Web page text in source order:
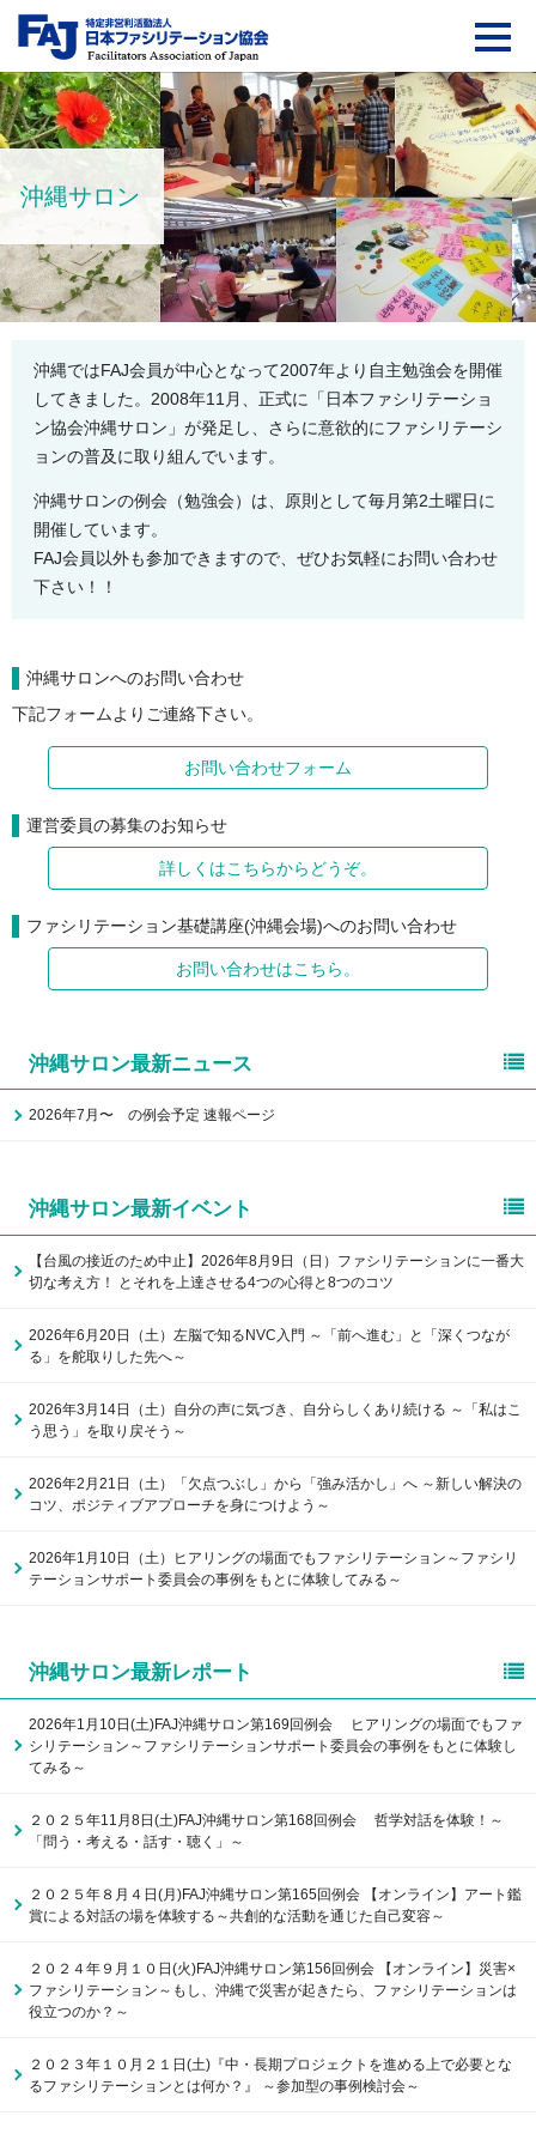
FAJ：特定非営利活動
沖縄サロン
沖縄ではFAJ会員が中心となって2007年より自主勉強会を開催
してきました。2008年11月、正式に「日本ファシリテーショ
ン協会沖縄サロン」が発足し、さらに意欲的にファシリテーシ
ョンの普及に取り組んでいます。
沖縄サロンの例会（勉強会）は、原則として毎月第2土曜日に
開催しています。
FAJ会員以外も参加できますので、ぜひお気軽にお問い合わせ
下さい！！
沖縄サロンへのお問い合わせ
下記フォームよりご連絡下さい。
お問い合わせフォーム
運営委員の募集のお知らせ
詳しくはこちらからどうぞ。
ファシリテーション基礎講座(沖縄会場)へのお問い合わせ
お問い合わせはこちら。
沖縄サロン最新ニュース
2026年7月〜 の例会予定 速報ページ
沖縄サロン最新イベント
【台風の接近のため中止】2026年8月9日（日）ファシリテーションに一番大
切な考え方！ とそれを上達させる4つの心得と8つのコツ
2026年6月20日（土）左脳で知るNVC入門 ～「前へ進む」と「深くつなが
る」を舵取りした先へ～
2026年3月14日（土）自分の声に気づき、自分らしくあり続ける ～「私はこ
う思う」を取り戻そう～
2026年2月21日（土）「欠点つぶし」から「強み活かし」へ ～新しい解決の
コツ、ポジティブアプローチを身につけよう～
2026年1月10日（土）ヒアリングの場面でもファシリテーション～ファシリ
テーションサポート委員会の事例をもとに体験してみる～
沖縄サロン最新レポート
2026年1月10日(土)FAJ沖縄サロン第169回例会 ヒアリングの場面でもファ
シリテーション～ファシリテーションサポート委員会の事例をもとに体験し
てみる～
２０２５年11月8日(土)FAJ沖縄サロン第168回例会 哲学対話を体験！～
「問う・考える・話す・聴く」～
２０２５年８月４日(月)FAJ沖縄サロン第165回例会 【オンライン】アート鑑
賞による対話の場を体験する～共創的な活動を通じた自己変容～
２０２４年９月１０日(火)FAJ沖縄サロン第156回例会 【オンライン】災害×
ファシリテーション～もし、沖縄で災害が起きたら、ファシリテーションは
役立つのか？～
２０２３年１０月２１日(土)『中・長期プロジェクトを進める上で必要とな
るファシリテーションとは何か？』 ～参加型の事例検討会～